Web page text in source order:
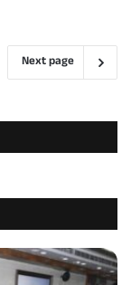
Next page